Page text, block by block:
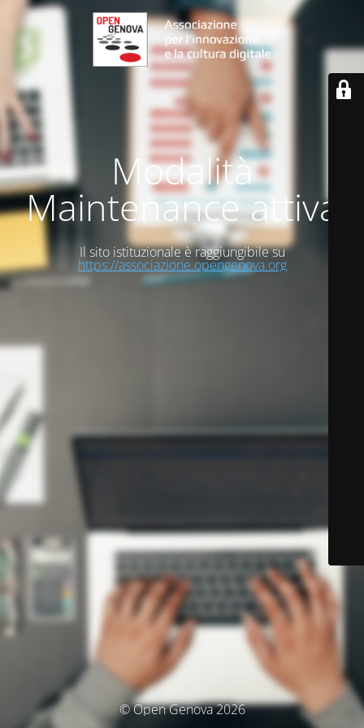
Modalità
Maintenance attiva
Il sito istituzionale è raggiungibile su
https://associazione.opengenova.org
© Open Genova 2026